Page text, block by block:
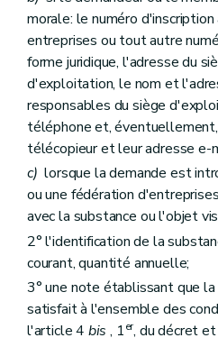
morale: le numéro
entreprises ou tout autre
forme juridique, l'adresse du
d'exploitation, le nom et
responsables du siège
téléphone et,
télécopieur et leur adresse e-
c) lorsque la demande est
ou une fédération
avec la substance ou l'objet
2° l'identification de la
courant, quantité annuelle;
3° une note établissant que
satisfait à l'ensemble des
l'article 4 bis , 1er, du décret